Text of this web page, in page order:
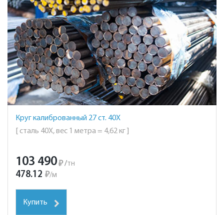
Круг калиброванный 27 ст. 40Х
[ сталь 40Х, вес 1 метра = 4,62 кг ]
103 490₽ /тн
478.12 ₽/м
Купить